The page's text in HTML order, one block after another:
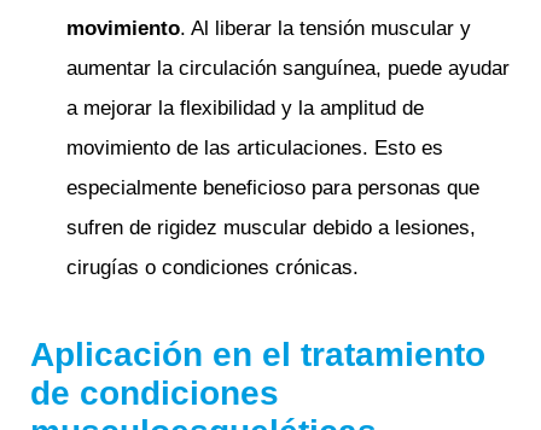
movimiento. Al liberar la tensión muscular y
aumentar la circulación sanguínea, puede ayudar
a mejorar la flexibilidad y la amplitud de
movimiento de las articulaciones. Esto es
especialmente beneficioso para personas que
sufren de rigidez muscular debido a lesiones,
cirugías o condiciones crónicas.
Aplicación en el tratamiento
de condiciones